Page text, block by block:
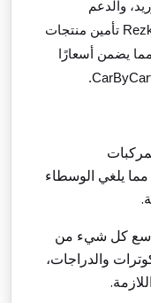
والدعم
تأمين منتجات
يضمن أسعارًا
.
يلغي الوسطاء
كل شيء من
والدراجات،